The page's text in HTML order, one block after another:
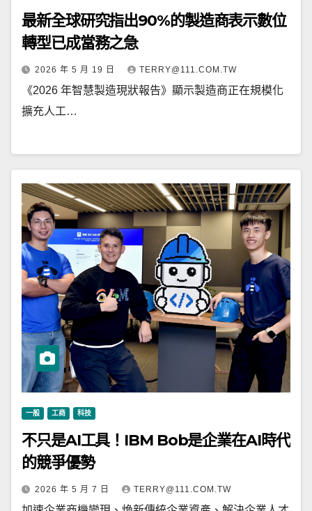
最新全球研究指出90%的製造商表示數位
轉型已成當務之急
2026 年 5 月 19 日 TERRY@111.COM.TW
《2026 年智慧製造現狀報告》顯示製造商正在規模化
擴充人工…
一般 工商 科技
不只是AI工具！IBM Bob是企業在AI時代
的競爭優勢
2026 年 5 月 7 日 TERRY@111.COM.TW